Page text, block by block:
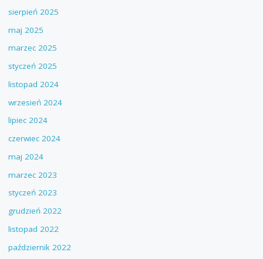
sierpień 2025
maj 2025
marzec 2025
styczeń 2025
listopad 2024
wrzesień 2024
lipiec 2024
czerwiec 2024
maj 2024
marzec 2023
styczeń 2023
grudzień 2022
listopad 2022
październik 2022